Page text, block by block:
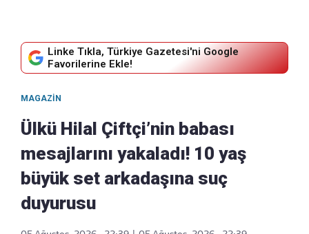
Linke Tıkla, Türkiye Gazetesi'ni Google
Favorilerine Ekle!
MAGAZIN
Ülkü Hilal Çiftçi’nin babası
mesajlarını yakaladı! 10 yaş
büyük set arkadaşına suç
duyurusu